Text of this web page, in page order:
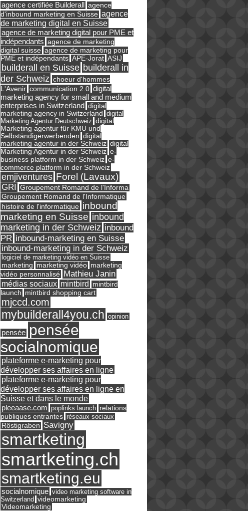
agence certifiée Builderall
agence
d'inbound marketing en Suisse agence
de marketing digital en Suisse
agence de marketing digital pour PME et
indépendants agence de marketing
digital suisse agence de marketing pour
PME et indépendants APE-Jorat ASIJ
builderall en Suisse builderall in
der Schweiz choeur d'hommes
L'Avenir communication 2.0 digital
marketing agency for small and medium
enterprises in Switzerland digital
marketing agency in Switzerland digital
Marketing Agentur Deutschweiz digital
Marketing agentur für KMU und
Selbständigerwerbenden digital
marketing agentur in der Schweiz digital
Marketing Agentur in der Schweiz e-
business platform in der Schweiz e-
commerce platform in der Schweiz
emjiventures Forel (Lavaux)
GRI Groupement Romand de l'Informa
Groupement Romand de l'Informatique
histoire de l'informatique inbound
marketing en Suisse inbound
marketing in der Schweiz inbound
PR inbound-marketing en Suisse
inbound-marketing in der Schweiz
logiciel de marketing vidéo en Suisse
marketing marketing vidéo marketing
vidéo personnalisé Mathieu Janin
médias sociaux mintbird
mintbird
launch mintbird shopping cart
mjccd.com
mybuilderall4you.ch opinion
pensée pensée
socialnomique
plateforme e-marketing pour
développer ses affaires en ligne
plateforme e-marketing pour
développer ses affaires en ligne en
Suisse et dans le monde
pleeaase.com poplinks launch relations
publiques entrantes réseaux sociaux
Röstigraben Savigny
smartketing
smartketing.ch
smartketing.eu
socialnomique video marketing software in
Switzerland videomarketing
Videomarketing